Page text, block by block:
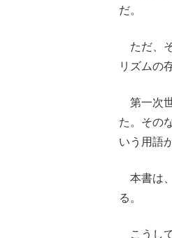
だ。
ただ、
リズムの
第一次
た。その
いう用語
本書は
る。
こうし